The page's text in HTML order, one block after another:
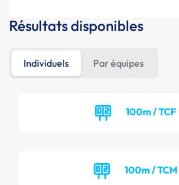
Résultats disponibles
Individuels Par équipes
100m / TCF
100m / TCM